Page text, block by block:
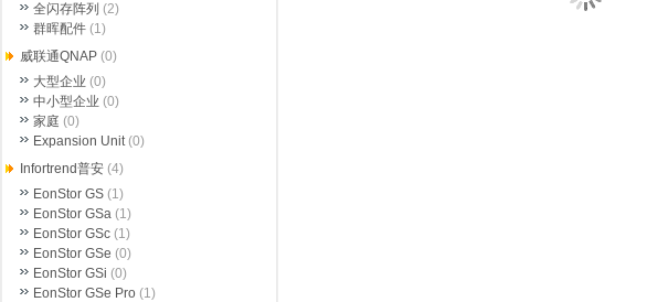
全闪存阵列 (2)
群晖配件 (1)
威联通QNAP (0)
大型企业 (0)
中小型企业 (0)
家庭 (0)
Expansion Unit(0)
Infortrend普安 (4)
EonStor GS (1)
EonStor GSa (1)
EonStor GSc (1)
EonStor GSe (0)
EonStor GSi (0)
EonStor GSe Pro (1)